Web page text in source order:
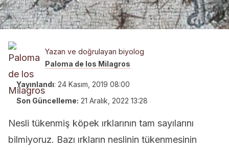
Yazan ve doğrulayan biyolog
Paloma de los Milagros
Yayınlandı: 24 Kasım, 2019 08:00
Son Güncelleme: 21 Aralık, 2022 13:28
Nesli tükenmiş köpek ırklarının tam sayılarını
bilmiyoruz. Bazı ırkların neslinin tükenmesinin